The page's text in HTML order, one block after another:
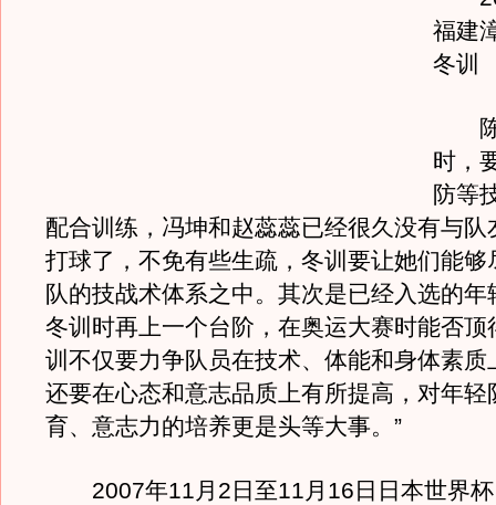
福建
冬训
陈
时，
防等
配合训练，冯坤和赵蕊蕊已经很久没有与队
打球了，不免有些生疏，冬训要让她们能够
队的技战术体系之中。其次是已经入选的年
冬训时再上一个台阶，在奥运大赛时能否顶
训不仅要力争队员在技术、体能和身体素质
还要在心态和意志品质上有所提高，对年轻
育、意志力的培养更是头等大事。”
2007年11月2日至11月16日日本世界杯